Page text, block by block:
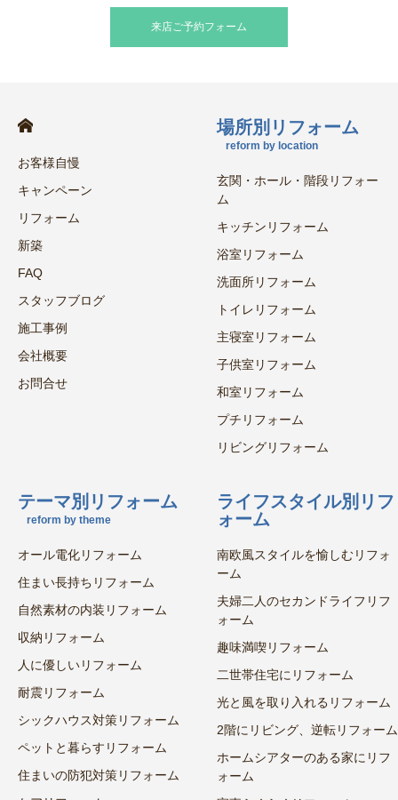
来店ご予約フォーム
お客様自慢
キャンペーン
リフォーム
新築
FAQ
スタッフブログ
施工事例
会社概要
お問合せ
場所別リフォーム
reform by location
玄関・ホール・階段リフォー
ム
キッチンリフォーム
浴室リフォーム
洗面所リフォーム
トイレリフォーム
主寝室リフォーム
子供室リフォーム
和室リフォーム
プチリフォーム
リビングリフォーム
テーマ別リフォーム
reform by theme
オール電化リフォーム
住まい長持ちリフォーム
自然素材の内装リフォーム
収納リフォーム
人に優しいリフォーム
耐震リフォーム
シックハウス対策リフォーム
ペットと暮らすリフォーム
住まいの防犯対策リフォーム
ライフスタイル別リフ
ォーム
南欧風スタイルを愉しむリフォ
ーム
夫婦二人のセカンドライフリフ
ォーム
趣味満喫リフォーム
二世帯住宅にリフォーム
光と風を取り入れるリフォーム
2階にリビング、逆転リフォーム
ホームシアターのある家にリフ
ォーム